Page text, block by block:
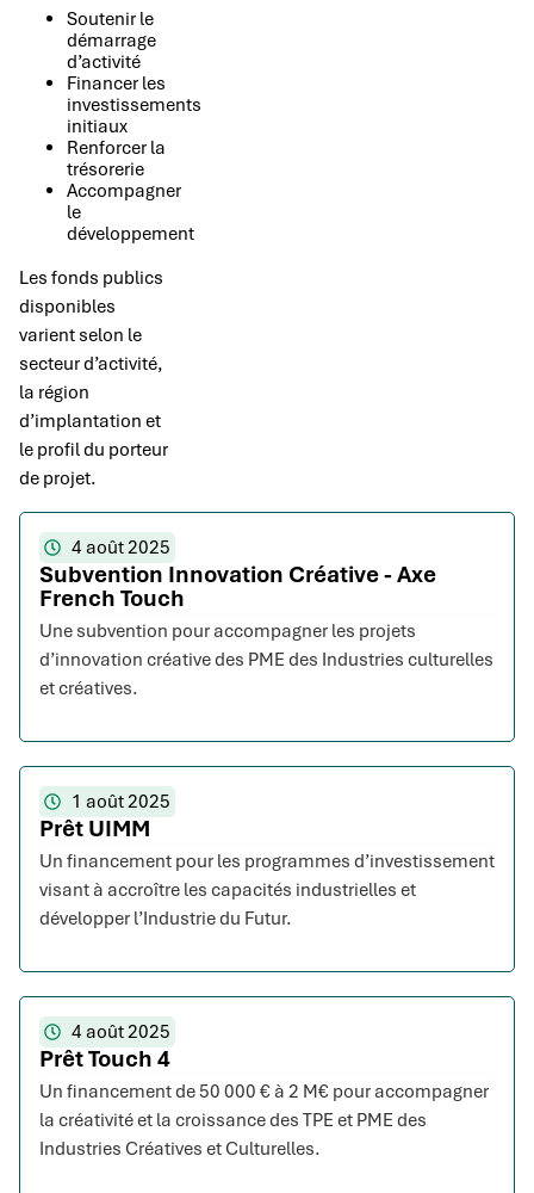
Soutenir le
démarrage
d’activité
Financer les
investissements
initiaux
Renforcer la
trésorerie
Accompagner
le
développement
Les fonds publics
disponibles
varient selon le
secteur d’activité,
la région
d’implantation et
le profil du porteur
de projet.
4 août 2025
Subvention Innovation Créative - Axe
French Touch
Une subvention pour accompagner les projets
d’innovation créative des PME des Industries culturelles
et créatives.
1 août 2025
Prêt UIMM
Un financement pour les programmes d’investissement
visant à accroître les capacités industrielles et
développer l’Industrie du Futur.
4 août 2025
Prêt Touch 4
Un financement de 50 000 € à 2 M€ pour accompagner
la créativité et la croissance des TPE et PME des
Industries Créatives et Culturelles.